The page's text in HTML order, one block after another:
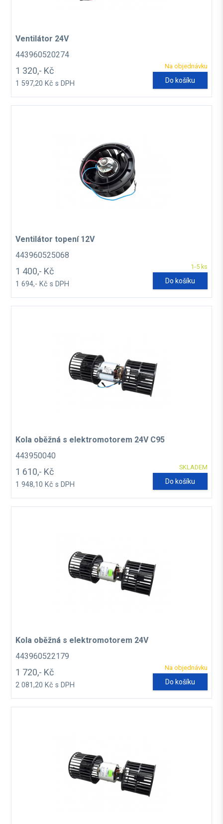
Ventilátor 24V
443960520274
Na objednávku
1 320,- Kč
1 597,20 Kč s DPH Do košíku
Ventilátor topení 12V
443960525068
1-5 ks
1 400,- Kč
1 694,- Kč s DPH Do košíku
Kola oběžná s elektromotorem 24V C95
443950040
SKLADEM
1 610,- Kč
1 948,10 Kč s DPH Do košíku
Kola oběžná s elektromotorem 24V
443960522179
Na objednávku
1 720,- Kč
2 081,20 Kč s DPH Do košíku